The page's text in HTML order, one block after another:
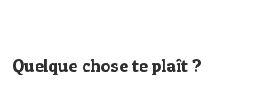
Quelque chose te plaît ?